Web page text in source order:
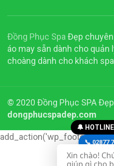
Đồng Phục Spa Đẹp
áo may sẵn dành cho quản
choàng dành cho khách
© 2020 Đồng Phục SPA
dongphucspadep.com
add_action('wp_footer',
🔔
📞 02877
📞 0916
Xin chào!